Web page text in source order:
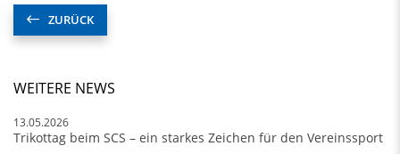
ZURÜCK
WEITERE NEWS
13.05.2026
Trikottag beim SCS – ein starkes Zeichen für den Vereinssport